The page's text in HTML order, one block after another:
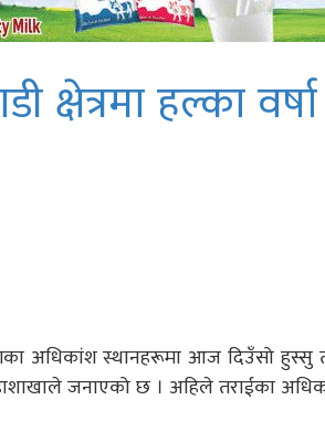
क्षेत्रमा हल्का
अधिकांश स्थानहरूमा आज दिउँसो हुस्सु
जनाएको छ । अहिले तराईका